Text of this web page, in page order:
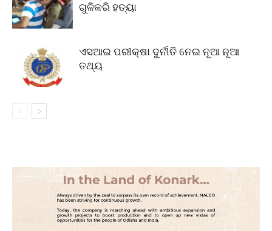
ଗୁଳିକରି ହତ୍ୟା
ଏସଆଇ ପରୀକ୍ଷା ଦୁର୍ନୀତି ନେଇ ନୂଆ ନୂଆ
ତଥ୍ୟ